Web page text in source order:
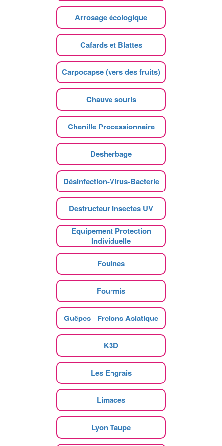
Arrosage écologique
Cafards et Blattes
Carpocapse (vers des fruits)
Chauve souris
Chenille Processionnaire
Desherbage
Désinfection-Virus-Bacterie
Destructeur Insectes UV
Equipement Protection
Individuelle
Fouines
Fourmis
Guêpes - Frelons Asiatique
K3D
Les Engrais
Limaces
Lyon Taupe